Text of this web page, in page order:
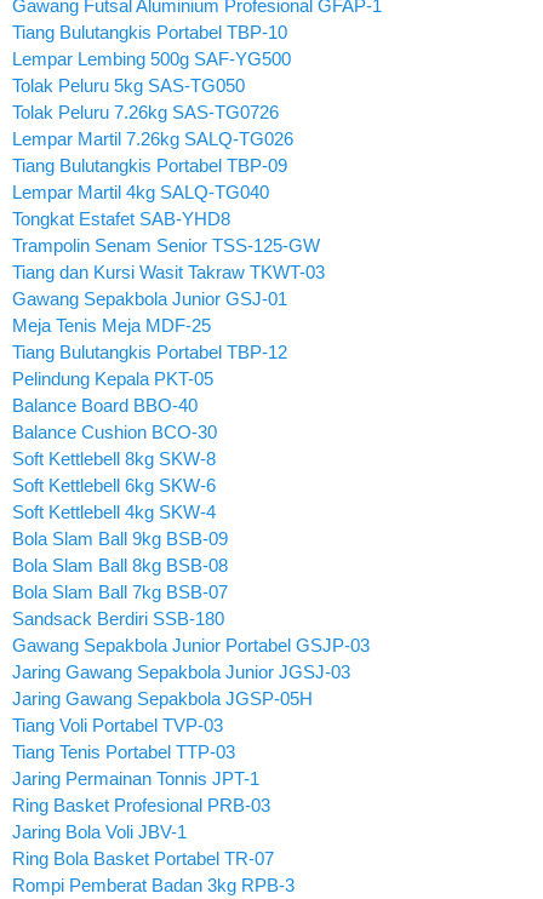
Gawang Futsal Aluminium Profesional GFAP-1
Tiang Bulutangkis Portabel TBP-10
Lempar Lembing 500g SAF-YG500
Tolak Peluru 5kg SAS-TG050
Tolak Peluru 7.26kg SAS-TG0726
Lempar Martil 7.26kg SALQ-TG026
Tiang Bulutangkis Portabel TBP-09
Lempar Martil 4kg SALQ-TG040
Tongkat Estafet SAB-YHD8
Trampolin Senam Senior TSS-125-GW
Tiang dan Kursi Wasit Takraw TKWT-03
Gawang Sepakbola Junior GSJ-01
Meja Tenis Meja MDF-25
Tiang Bulutangkis Portabel TBP-12
Pelindung Kepala PKT-05
Balance Board BBO-40
Balance Cushion BCO-30
Soft Kettlebell 8kg SKW-8
Soft Kettlebell 6kg SKW-6
Soft Kettlebell 4kg SKW-4
Bola Slam Ball 9kg BSB-09
Bola Slam Ball 8kg BSB-08
Bola Slam Ball 7kg BSB-07
Sandsack Berdiri SSB-180
Gawang Sepakbola Junior Portabel GSJP-03
Jaring Gawang Sepakbola Junior JGSJ-03
Jaring Gawang Sepakbola JGSP-05H
Tiang Voli Portabel TVP-03
Tiang Tenis Portabel TTP-03
Jaring Permainan Tonnis JPT-1
Ring Basket Profesional PRB-03
Jaring Bola Voli JBV-1
Ring Bola Basket Portabel TR-07
Rompi Pemberat Badan 3kg RPB-3